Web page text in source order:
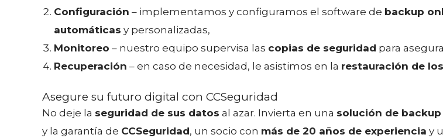
Configuración – implementamos y configuramos el software de backup
automáticas y personalizadas,
Monitoreo – nuestro equipo supervisa las copias de seguridad para
Recuperación – en caso de necesidad, le asistimos en la restauración de
Asegure su futuro digital con CCSeguridad
No deje la seguridad de sus datos al azar. Invierta en una solución de backup
y la garantía de CCSeguridad, un socio con más de 20 años de experiencia y